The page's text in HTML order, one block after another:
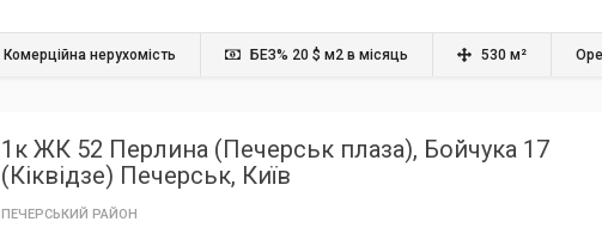
Комерційна нерухомість БЕЗ% 20 $ м2 в місяць 530 м²
1к ЖК 52 Перлина (Печерськ плаза), Бойчука 17
(Кіквідзе) Печерськ, Київ
ПЕЧЕРСЬКИЙ РАЙОН‎